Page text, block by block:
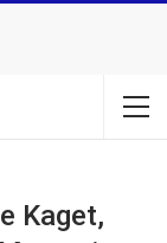
Kaget,